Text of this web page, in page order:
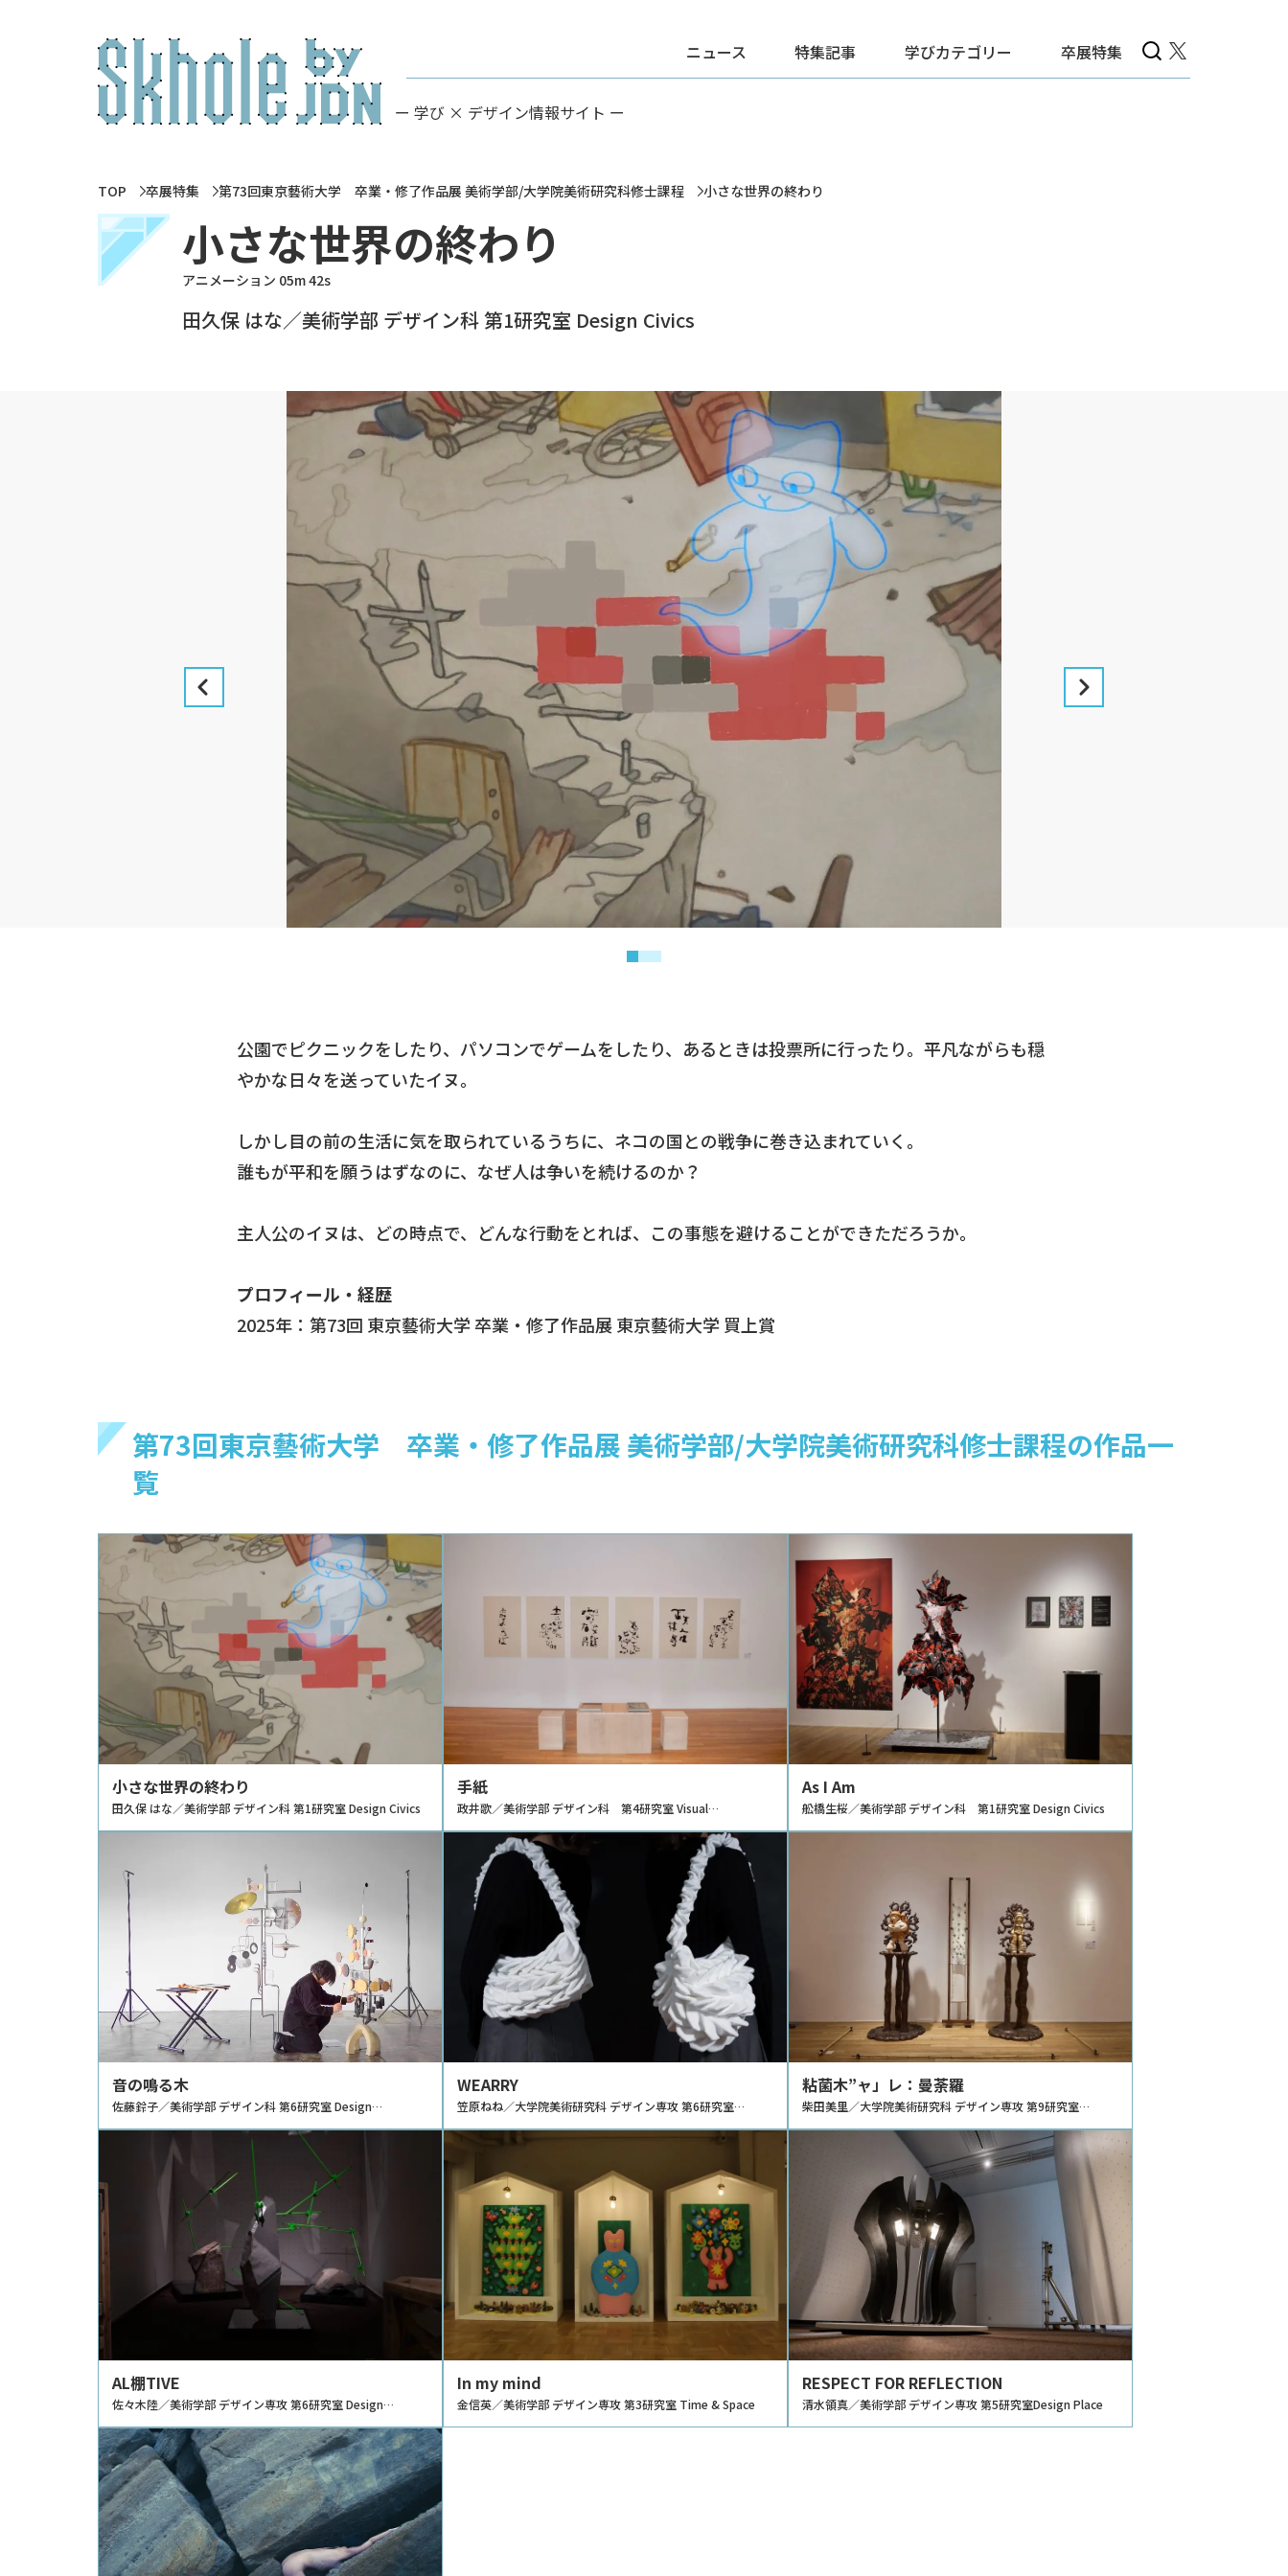
ー 学び × デザイン情報サイト ー
ニュース 特集記事 学びカテゴリー 卒展特集
TOP 卒展特集 第73回東京藝術大学 卒業・修了作品展 美術学部/大学院美術研究科修士課程 小さな世界の終わり
小さな世界の終わり
アニメーション 05m 42s
田久保 はな／美術学部 デザイン科 第1研究室 Design Civics
公園でピクニックをしたり、パソコンでゲームをしたり、あるときは投票所に行ったり。平凡ながらも穏
やかな日々を送っていたイヌ。
しかし目の前の生活に気を取られているうちに、ネコの国との戦争に巻き込まれていく。
誰もが平和を願うはずなのに、なぜ人は争いを続けるのか？
主人公のイヌは、どの時点で、どんな行動をとれば、この事態を避けることができただろうか。
プロフィール・経歴
2025年：第73回 東京藝術大学 卒業・修了作品展 東京藝術大学 買上賞
第73回東京藝術大学 卒業・修了作品展 美術学部/大学院美術研究科修士課程の作品一
覧
小さな世界の終わり
田久保 はな／美術学部 デザイン科 第1研究室 Design Civics
手紙
政井歌／美術学部 デザイン科 第4研究室 Visual
As I Am
舩橋生桜／美術学部 デザイン科 第1研究室 Design Civics
音の鳴る木
佐藤鈴子／美術学部 デザイン科 第6研究室 Design
WEARRY
笠原ねね／大学院美術研究科 デザイン専攻 第6研究室
粘菌木”ャ」レ：曼荼羅
柴田美里／大学院美術研究科 デザイン専攻 第9研究室
AL棚TIVE
佐々木陸／美術学部 デザイン専攻 第6研究室 Design
In my mind
金信英／美術学部 デザイン専攻 第3研究室 Time & Space
RESPECT FOR REFLECTION
清水領真／美術学部 デザイン専攻 第5研究室Design Place